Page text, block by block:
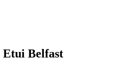
Etui Belfast